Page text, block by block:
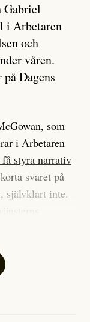
Gabriel
i Arbetaren
och
våren.
Dagens
som
i Arbetaren
få styra narrativ
svaret på
självklart inte.
än att
fungerat för